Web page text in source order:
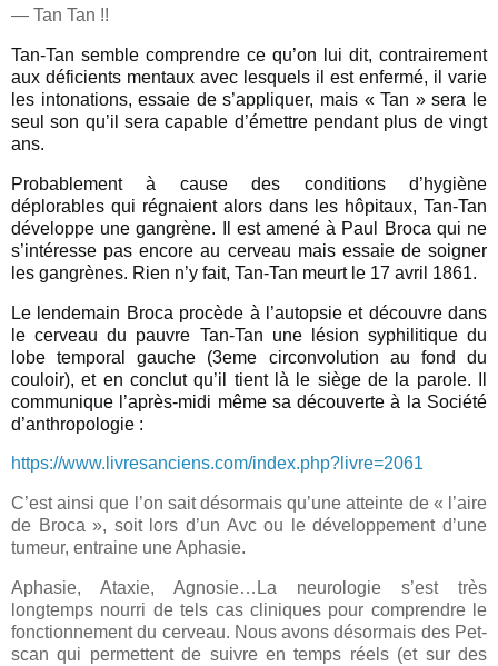
— Tan Tan !!
Tan-Tan semble comprendre ce qu’on lui dit, contrairement
aux déficients mentaux avec lesquels il est enfermé, il varie
les intonations, essaie de s’appliquer, mais « Tan » sera le
seul son qu’il sera capable d’émettre pendant plus de vingt
ans.
Probablement à cause des conditions d’hygiène
déplorables qui régnaient alors dans les hôpitaux, Tan-Tan
développe une gangrène. Il est amené à Paul Broca qui ne
s’intéresse pas encore au cerveau mais essaie de soigner
les gangrènes. Rien n’y fait, Tan-Tan meurt le 17 avril 1861.
Le lendemain Broca procède à l’autopsie et découvre dans
le cerveau du pauvre Tan-Tan une lésion syphilitique du
lobe temporal gauche (3eme circonvolution au fond du
couloir), et en conclut qu’il tient là le siège de la parole. Il
communique l’après-midi même sa découverte à la Société
d’anthropologie :
https://www.livresanciens.com/index.php?livre=2061
C’est ainsi que l’on sait désormais qu’une atteinte de « l’aire
de Broca », soit lors d’un Avc ou le développement d’une
tumeur, entraine une Aphasie.
Aphasie, Ataxie, Agnosie…La neurologie s’est très
longtemps nourri de tels cas cliniques pour comprendre le
fonctionnement du cerveau. Nous avons désormais des Pet-
scan qui permettent de suivre en temps réels (et sur des